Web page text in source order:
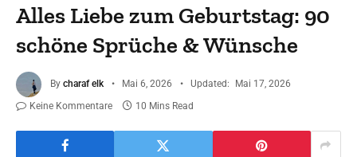
Alles Liebe zum Geburtstag: 90
schöne Sprüche & Wünsche
By charaf elk Mai 6, 2026 Updated:
Mai 17, 2026
Keine Kommentare
10 Mins Read